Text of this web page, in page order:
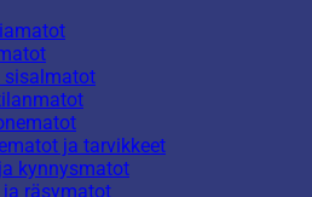
sisalmatot
ja tarvikkeet
kynnysmatot
ja räsymatot